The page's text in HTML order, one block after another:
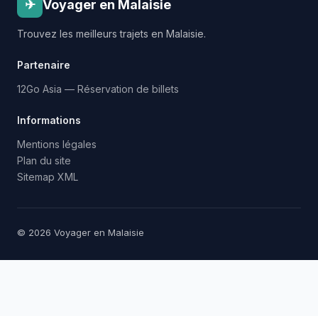
✈ Voyager en Malaisie
Trouvez les meilleurs trajets en Malaisie.
Partenaire
12Go Asia — Réservation de billets
Informations
Mentions légales
Plan du site
Sitemap XML
© 2026 Voyager en Malaisie